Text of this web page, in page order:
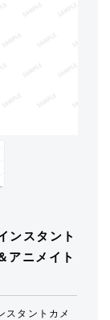
ンスタント
アニメイト
スタントカメ